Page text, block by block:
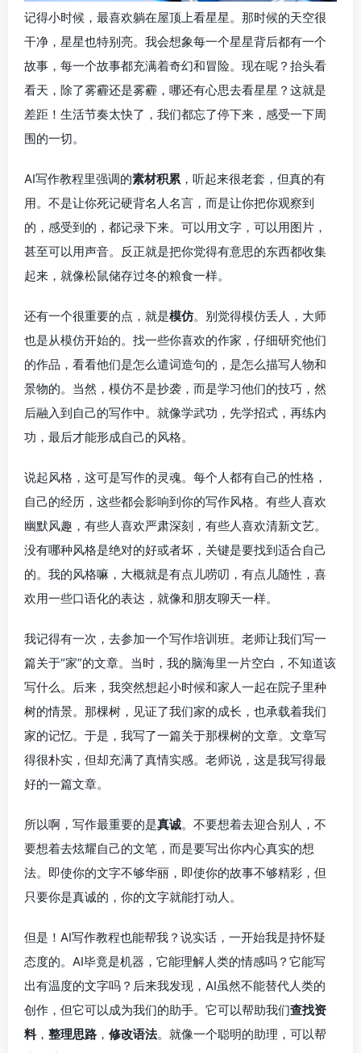
记得小时候，最喜欢躺在屋顶上看星星。那时候的天空很
干净，星星也特别亮。我会想象每一个星星背后都有一个
故事，每一个故事都充满着奇幻和冒险。现在呢？抬头看
看天，除了雾霾还是雾霾，哪还有心思去看星星？这就是
差距！生活节奏太快了，我们都忘了停下来，感受一下周
围的一切。
AI写作教程里强调的素材积累 ，听起来很老套，但真的有
用。不是让你死记硬背名人名言，而是让你把你观察到
的，感受到的，都记录下来。可以用文字，可以用图片，
甚至可以用声音。反正就是把你觉得有意思的东西都收集
起来，就像松鼠储存过冬的粮食一样。
还有一个很重要的点，就是模仿。别觉得模仿丢人，大师
也是从模仿开始的。找一些你喜欢的作家，仔细研究他们
的作品，看看他们是怎么遣词造句的，是怎么描写人物和
景物的。当然，模仿不是抄袭，而是学习他们的技巧，然
后融入到自己的写作中。就像学武功，先学招式，再练内
功，最后才能形成自己的风格。
说起风格，这可是写作的灵魂。每个人都有自己的性格，
自己的经历，这些都会影响到你的写作风格。有些人喜欢
幽默风趣，有些人喜欢严肃深刻，有些人喜欢清新文艺。
没有哪种风格是绝对的好或者坏，关键是要找到适合自己
的。我的风格嘛，大概就是有点儿唠叨，有点儿随性，喜
欢用一些口语化的表达，就像和朋友聊天一样。
我记得有一次，去参加一个写作培训班。老师让我们写一
篇关于“家”的文章。当时，我的脑海里一片空白，不知道该
写什么。后来，我突然想起小时候和家人一起在院子里种
树的情景。那棵树，见证了我们家的成长，也承载着我们
家的记忆。于是，我写了一篇关于那棵树的文章。文章写
得很朴实，但却充满了真情实感。老师说，这是我写得最
好的一篇文章。
所以啊，写作最重要的是真诚。不要想着去迎合别人，不
要想着去炫耀自己的文笔，而是要写出你内心真实的想
法。即使你的文字不够华丽，即使你的故事不够精彩，但
只要你是真诚的，你的文字就能打动人。
但是！AI写作教程也能帮我？说实话，一开始我是持怀疑
态度的。AI毕竟是机器，它能理解人类的情感吗？它能写
出有温度的文字吗？后来我发现，AI虽然不能替代人类的
创作，但它可以成为我们的助手。它可以帮助我们查找资
料， 整理思路 ， 修改语法。就像一个聪明的助理，可以帮